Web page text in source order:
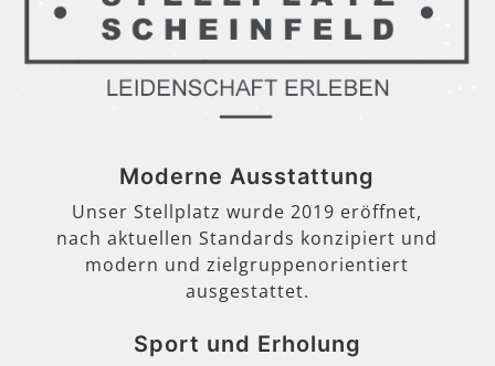
Moderne Ausstattung
Unser Stellplatz wurde 2019 eröffnet,
nach aktuellen Standards konzipiert und
modern und zielgruppenorientiert
ausgestattet.
Sport und Erholung